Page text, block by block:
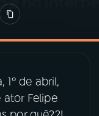
1º de abril,
Felipe